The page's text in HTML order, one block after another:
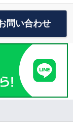
問い合わせ